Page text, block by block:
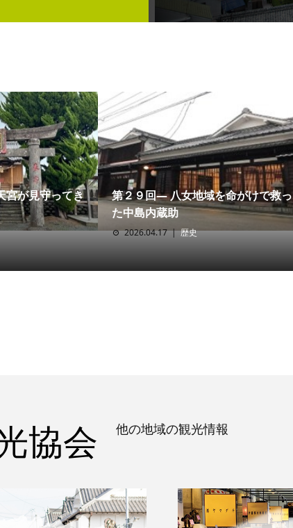
が見守ってき
第２９回― 八女地域を命がけで救っ
た中島内蔵助
2026.04.17 歴史
協会 他の地域の観光情報